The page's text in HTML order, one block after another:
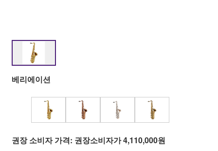
베리에이션
권장 소비자 가격: 권장소비자가 4,110,000원